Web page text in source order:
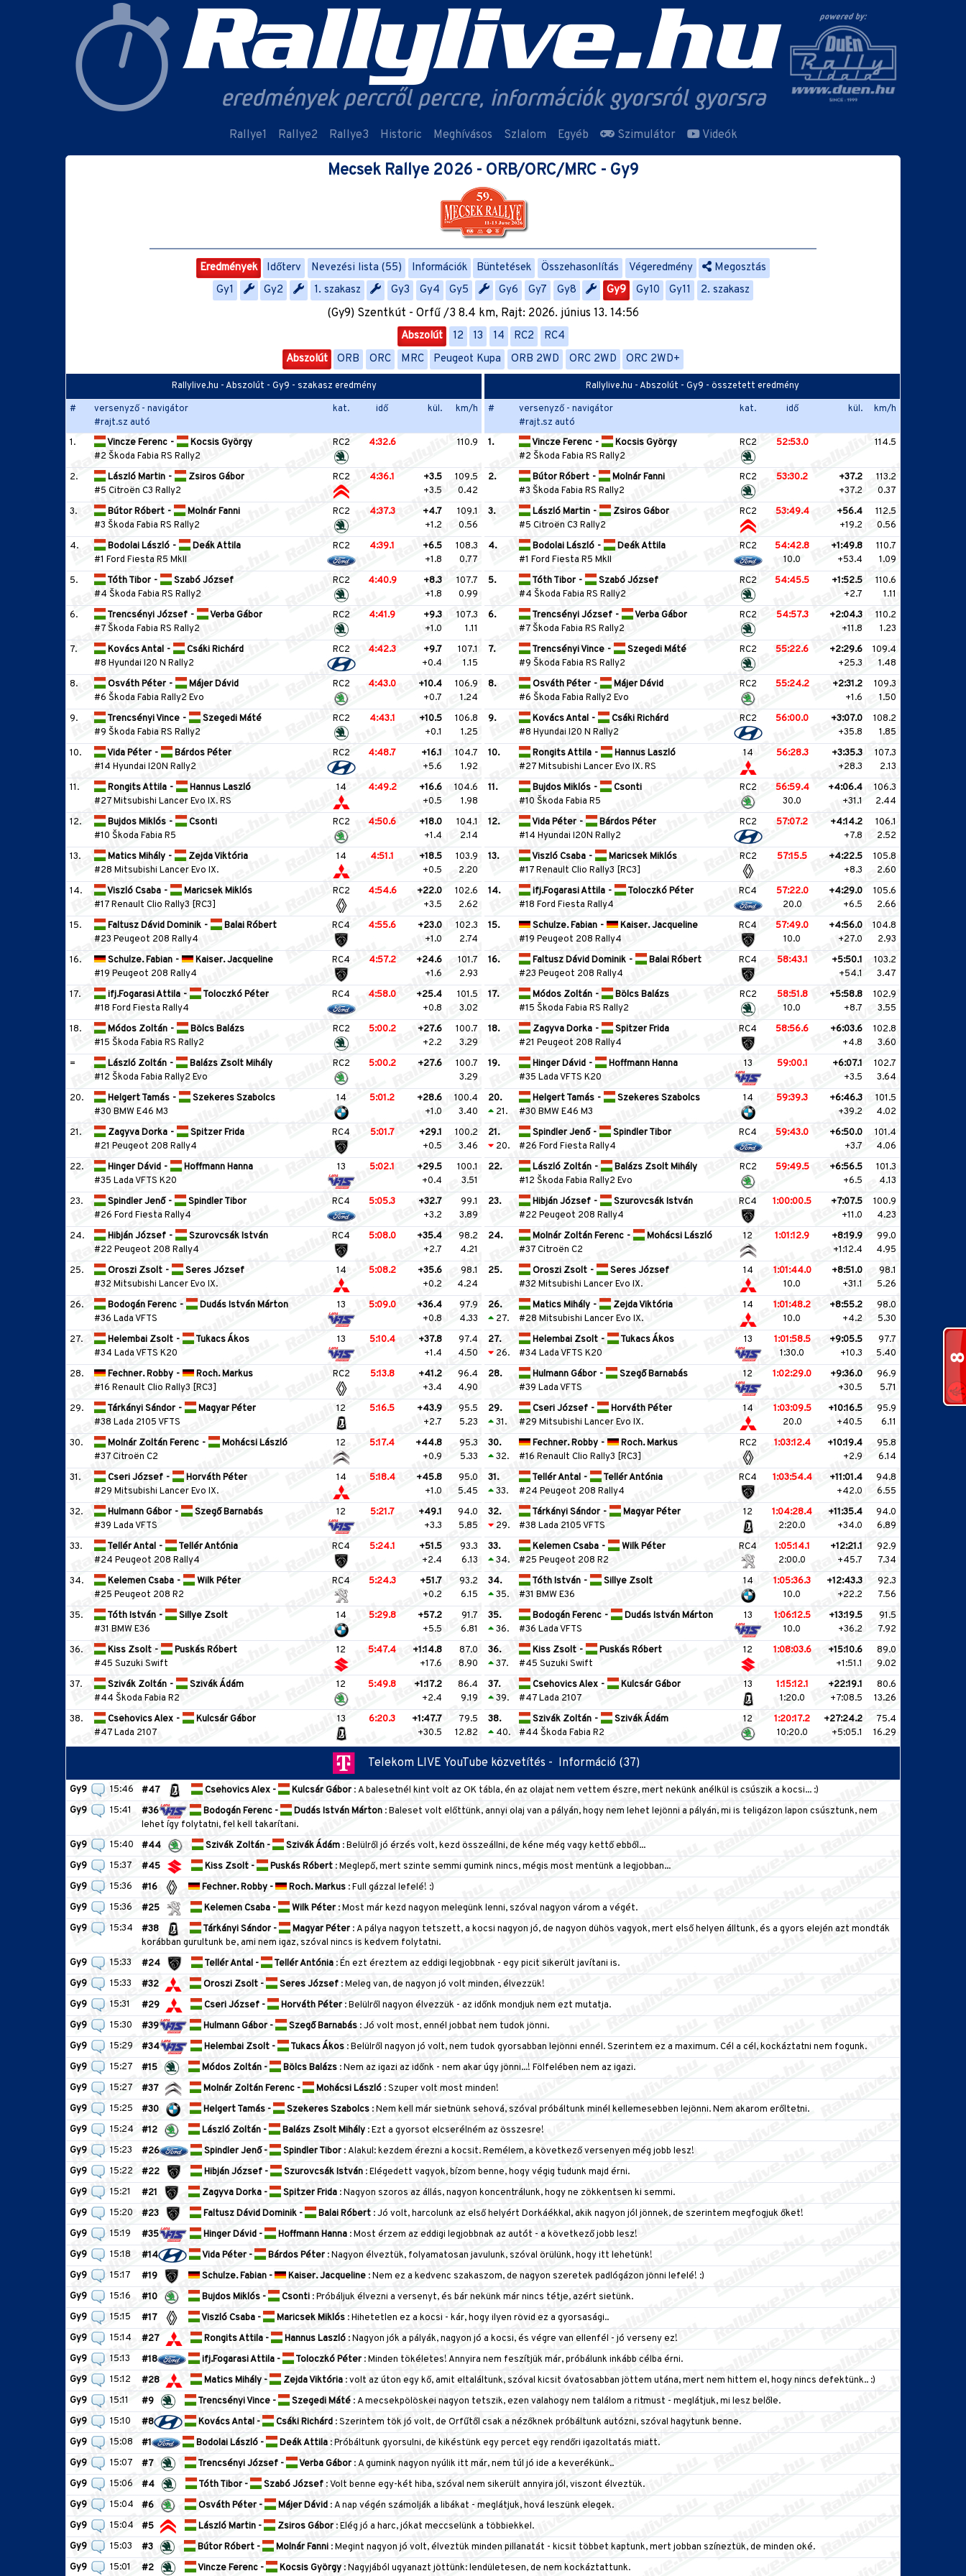
Rallye1 Rallye2 Rallye3 Historic Meghívásos Szlalom Egyéb Szimulátor Videók
Mecsek Rallye 2026 - ORB/ORC/MRC - Gy9
Eredmények Időterv Nevezési lista (55) Információk Büntetések Összehasonlítás Végeredmény
Megosztás
Gy1
Gy2 1. szakasz Gy3 Gy4 Gy5 Gy6 Gy7 Gy8 Gy9 Gy10 Gy11 2. szakasz
(Gy9) Szentkút - Orfű /3 8.4 km, Rajt: 2026. június 13. 14:56
Abszolút 12 13 14 RC2
RC4
Abszolút
ORB ORC MRC Peugeot Kupa ORB 2WD ORC 2WD ORC 2WD+
Rallylive.hu - Abszolút - Gy9 - szakasz eredmény
#
versenyző - navigátor
#rajt.sz autó
kat. idő kül. km/h
1. Vincze Ferenc -
Kocsis György
#2 Škoda Fabia RS Rally2
RC2 4:32.6 110.9
2. László Martin -
Zsiros Gábor
#5 Citroën C3 Rally2
RC2 4:36.1
+3.5
+3.5
109.5
0.42
3.
Bútor Róbert -
Molnár Fanni
#3 Škoda Fabia RS Rally2
RC2 4:37.3
+4.7
+1.2
109.1
0.56
4.
Bodolai László -
Deák Attila
#1 Ford Fiesta R5 MkII
RC2 4:39.1
+6.5
+1.8
108.3
0.77
5.
Tóth Tibor -
Szabó József
#4 Škoda Fabia RS Rally2
RC2 4:40.9
+8.3
+1.8
107.7
0.99
6.
Trencsényi József -
Verba Gábor
#7 Škoda Fabia RS Rally2
RC2 4:41.9
+9.3
+1.0
107.3
1.11
7.
Kovács Antal -
Csáki Richárd
#8 Hyundai I20 N Rally2
RC2 4:42.3
+9.7
+0.4
107.1
1.15
8.
Osváth Péter -
Májer Dávid
#6 Škoda Fabia Rally2 Evo
RC2 4:43.0
+10.4
+0.7
106.9
1.24
9.
Trencsényi Vince -
Szegedi Máté
#9 Škoda Fabia RS Rally2
RC2 4:43.1
+10.5
+0.1
106.8
1.25
10.
Vida Péter -
Bárdos Péter
#14 Hyundai I20N Rally2
RC2 4:48.7
+16.1
+5.6
104.7
1.92
11.
Rongits Attila -
Hannus Laszló
#27 Mitsubishi Lancer Evo IX. RS
14 4:49.2
+16.6
+0.5
104.6
1.98
12.
Bujdos Miklós -
Csonti
#10 Škoda Fabia R5
RC2 4:50.6
+18.0
+1.4
104.1
2.14
13.
Matics Mihály -
Zejda Viktória
#28 Mitsubishi Lancer Evo IX.
14 4:51.1
+18.5
+0.5
103.9
2.20
14.
Viszló Csaba -
Maricsek Miklós
#17 Renault Clio Rally3 [RC3]
RC2 4:54.6
+22.0
+3.5
102.6
2.62
15.
Faltusz Dávid Dominik -
Balai Róbert
#23 Peugeot 208 Rally4
RC4 4:55.6
+23.0
+1.0
102.3
2.74
16.
Schulze. Fabian -
Kaiser. Jacqueline
#19 Peugeot 208 Rally4
RC4 4:57.2
+24.6
+1.6
101.7
2.93
17.
ifj.Fogarasi Attila -
Toloczkó Péter
#18 Ford Fiesta Rally4
RC4 4:58.0
+25.4
+0.8
101.5
3.02
18.
Módos Zoltán -
Bölcs Balázs
#15 Škoda Fabia RS Rally2
RC2 5:00.2
+27.6
+2.2
100.7
3.29
=
László Zoltán -
Balázs Zsolt Mihály
#12 Škoda Fabia Rally2 Evo
RC2 5:00.2 +27.6
100.7
3.29
20.
Helgert Tamás -
Szekeres Szabolcs
#30 BMW E46 M3
14 5:01.2
+28.6
+1.0
100.4
3.40
21.
Zagyva Dorka -
Spitzer Frida
#21 Peugeot 208 Rally4
RC4 5:01.7
+29.1
+0.5
100.2
3.46
22.
Hinger Dávid -
Hoffmann Hanna
#35 Lada VFTS K20
13 5:02.1
+29.5
+0.4
100.1
3.51
23.
Spindler Jenő -
Spindler Tibor
#26 Ford Fiesta Rally4
RC4 5:05.3
+32.7
+3.2
99.1
3.89
24.
Hibján József -
Szurovcsák István
#22 Peugeot 208 Rally4
RC4 5:08.0
+35.4
+2.7
98.2
4.21
25.
Oroszi Zsolt -
Seres József
#32 Mitsubishi Lancer Evo IX.
14 5:08.2
+35.6
+0.2
98.1
4.24
26.
Bodogán Ferenc -
Dudás István Márton
#36 Lada VFTS
13 5:09.0
+36.4
+0.8
97.9
4.33
27.
Helembai Zsolt -
Tukacs Ákos
#34 Lada VFTS K20
13 5:10.4
+37.8
+1.4
97.4
4.50
28.
Fechner. Robby -
Roch. Markus
#16 Renault Clio Rally3 [RC3]
RC2 5:13.8
+41.2
+3.4
96.4
4.90
29.
Tárkányi Sándor -
Magyar Péter
#38 Lada 2105 VFTS
12 5:16.5
+43.9
+2.7
95.5
5.23
30.
Molnár Zoltán Ferenc -
Mohácsi László
#37 Citroën C2
12 5:17.4
+44.8
+0.9
95.3
5.33
31.
Cseri József -
Horváth Péter
#29 Mitsubishi Lancer Evo IX.
14 5:18.4
+45.8
+1.0
95.0
5.45
32.
Hulmann Gábor -
Szegő Barnabás
#39 Lada VFTS
12 5:21.7
+49.1
+3.3
94.0
5.85
33.
Tellér Antal -
Tellér Antónia
#24 Peugeot 208 Rally4
RC4 5:24.1
+51.5
+2.4
93.3
6.13
34.
Kelemen Csaba -
Wilk Péter
#25 Peugeot 208 R2
RC4 5:24.3
+51.7
+0.2
93.2
6.15
35.
Tóth István -
Sillye Zsolt
#31 BMW E36
14 5:29.8
+57.2
+5.5
91.7
6.81
36.
Kiss Zsolt -
Puskás Róbert
#45 Suzuki Swift
12 5:47.4
+1:14.8
+17.6
87.0
8.90
37.
Szivák Zoltán -
Szivák Ádám
#44 Škoda Fabia R2
12 5:49.8
+1:17.2
+2.4
86.4
9.19
38.
Csehovics Alex -
Kulcsár Gábor
#47 Lada 2107
13 6:20.3
+1:47.7
+30.5
79.5
12.82
Rallylive.hu - Abszolút - Gy9 - összetett eredmény
#
versenyző - navigátor
#rajt.sz autó
kat. idő kül. km/h
1. Vincze Ferenc -
Kocsis György
#2 Škoda Fabia RS Rally2
RC2 52:53.0 114.5
2. Bútor Róbert -
Molnár Fanni
#3 Škoda Fabia RS Rally2
RC2 53:30.2
+37.2
+37.2
113.2
0.37
3.
László Martin -
Zsiros Gábor
#5 Citroën C3 Rally2
RC2 53:49.4
+56.4
+19.2
112.5
0.56
4.
Bodolai László -
Deák Attila
#1 Ford Fiesta R5 MkII
RC2
54:42.8
10.0
+1:49.8
+53.4
110.7
1.09
5.
Tóth Tibor -
Szabó József
#4 Škoda Fabia RS Rally2
RC2 54:45.5
+1:52.5
+2.7
110.6
1.11
6.
Trencsényi József -
Verba Gábor
#7 Škoda Fabia RS Rally2
RC2 54:57.3
+2:04.3
+11.8
110.2
1.23
7.
Trencsényi Vince -
Szegedi Máté
#9 Škoda Fabia RS Rally2
RC2 55:22.6
+2:29.6
+25.3
109.4
1.48
8.
Osváth Péter -
Májer Dávid
#6 Škoda Fabia Rally2 Evo
RC2 55:24.2
+2:31.2
+1.6
109.3
1.50
9.
Kovács Antal -
Csáki Richárd
#8 Hyundai I20 N Rally2
RC2 56:00.0
+3:07.0
+35.8
108.2
1.85
10.
Rongits Attila -
Hannus Laszló
#27 Mitsubishi Lancer Evo IX. RS
14 56:28.3
+3:35.3
+28.3
107.3
2.13
11.
Bujdos Miklós -
Csonti
#10 Škoda Fabia R5
RC2
56:59.4
30.0
+4:06.4
+31.1
106.3
2.44
12.
Vida Péter -
Bárdos Péter
#14 Hyundai I20N Rally2
RC2 57:07.2
+4:14.2
+7.8
106.1
2.52
13.
Viszló Csaba -
Maricsek Miklós
#17 Renault Clio Rally3 [RC3]
RC2 57:15.5
+4:22.5
+8.3
105.8
2.60
14.
ifj.Fogarasi Attila -
Toloczkó Péter
#18 Ford Fiesta Rally4
RC4
57:22.0
20.0
+4:29.0
+6.5
105.6
2.66
15.
Schulze. Fabian -
Kaiser. Jacqueline
#19 Peugeot 208 Rally4
RC4
57:49.0
10.0
+4:56.0
+27.0
104.8
2.93
16.
Faltusz Dávid Dominik -
Balai Róbert
#23 Peugeot 208 Rally4
RC4 58:43.1
+5:50.1
+54.1
103.2
3.47
17.
Módos Zoltán -
Bölcs Balázs
#15 Škoda Fabia RS Rally2
RC2
58:51.8
10.0
+5:58.8
+8.7
102.9
3.55
18.
Zagyva Dorka -
Spitzer Frida
#21 Peugeot 208 Rally4
RC4 58:56.6
+6:03.6
+4.8
102.8
3.60
19.
Hinger Dávid -
Hoffmann Hanna
#35 Lada VFTS K20
13 59:00.1
+6:07.1
+3.5
102.7
3.64
20.
21.
Helgert Tamás -
Szekeres Szabolcs
#30 BMW E46 M3
14 59:39.3
+6:46.3
+39.2
101.5
4.02
21.
20.
Spindler Jenő -
Spindler Tibor
#26 Ford Fiesta Rally4
RC4 59:43.0
+6:50.0
+3.7
101.4
4.06
22.
László Zoltán -
Balázs Zsolt Mihály
#12 Škoda Fabia Rally2 Evo
RC2 59:49.5
+6:56.5
+6.5
101.3
4.13
23.
Hibján József -
Szurovcsák István
#22 Peugeot 208 Rally4
RC4 1:00:00.5
+7:07.5
+11.0
100.9
4.23
24.
Molnár Zoltán Ferenc -
Mohácsi László
#37 Citroën C2
12 1:01:12.9
+8:19.9
+1:12.4
99.0
4.95
25.
Oroszi Zsolt -
Seres József
#32 Mitsubishi Lancer Evo IX.
14
1:01:44.0
10.0
+8:51.0
+31.1
98.1
5.26
26.
27.
Matics Mihály -
Zejda Viktória
#28 Mitsubishi Lancer Evo IX.
14
1:01:48.2
10.0
+8:55.2
+4.2
98.0
5.30
27.
26.
Helembai Zsolt -
Tukacs Ákos
#34 Lada VFTS K20
13
1:01:58.5
1:30.0
+9:05.5
+10.3
97.7
5.40
28.
Hulmann Gábor -
Szegő Barnabás
#39 Lada VFTS
12 1:02:29.0
+9:36.0
+30.5
96.9
5.71
29.
31.
Cseri József -
Horváth Péter
#29 Mitsubishi Lancer Evo IX.
14
1:03:09.5
20.0
+10:16.5
+40.5
95.9
6.11
30.
32.
Fechner. Robby -
Roch. Markus
#16 Renault Clio Rally3 [RC3]
RC2 1:03:12.4
+10:19.4
+2.9
95.8
6.14
31.
33.
Tellér Antal -
Tellér Antónia
#24 Peugeot 208 Rally4
RC4 1:03:54.4
+11:01.4
+42.0
94.8
6.55
32.
29.
Tárkányi Sándor -
Magyar Péter
#38 Lada 2105 VFTS
12
1:04:28.4
2:20.0
+11:35.4
+34.0
94.0
6.89
33.
34.
Kelemen Csaba -
Wilk Péter
#25 Peugeot 208 R2
RC4
1:05:14.1
2:00.0
+12:21.1
+45.7
92.9
7.34
34.
35.
Tóth István -
Sillye Zsolt
#31 BMW E36
14
1:05:36.3
10.0
+12:43.3
+22.2
92.3
7.56
35.
36.
Bodogán Ferenc -
Dudás István Márton
#36 Lada VFTS
13
1:06:12.5
10.0
+13:19.5
+36.2
91.5
7.92
36.
37.
Kiss Zsolt -
Puskás Róbert
#45 Suzuki Swift
12 1:08:03.6
+15:10.6
+1:51.1
89.0
9.02
37.
39.
Csehovics Alex -
Kulcsár Gábor
#47 Lada 2107
13
1:15:12.1
1:20.0
+22:19.1
+7:08.5
80.6
13.26
38.
40.
Szivák Zoltán -
Szivák Ádám
#44 Škoda Fabia R2
12
1:20:17.2
10:20.0
+27:24.2
+5:05.1
75.4
16.29
Telekom LIVE YouTube közvetítés - Információ (37)
Gy9 15:46 #47 Csehovics Alex - Kulcsár Gábor: A balesetnél kint volt az OK tábla, én az olajat nem vettem észre, mert nekünk anélkül is csúszik a kocsi... :)
Gy9
15:41 #36 Bodogán Ferenc - Dudás István Márton: Baleset volt előttünk, annyi olaj van a pályán, hogy nem lehet lejönni a pályán, mi is teligázon lapon csúsztunk, nem
lehet így folytatni, fel kell takarítani.
Gy9
15:40 #44 Szivák Zoltán - Szivák Ádám: Belülről jó érzés volt, kezd összeállni, de kéne még vagy kettő ebből...
Gy9
15:37 #45 Kiss Zsolt - Puskás Róbert: Meglepő, mert szinte semmi gumink nincs, mégis most mentünk a legjobban...
Gy9
15:36 #16 Fechner. Robby - Roch. Markus: Full gázzal lefelé! :)
Gy9
15:36 #25 Kelemen Csaba - Wilk Péter: Most már kezd nagyon melegünk lenni, szóval nagyon várom a végét.
Gy9
15:34 #38 Tárkányi Sándor - Magyar Péter: A pálya nagyon tetszett, a kocsi nagyon jó, de nagyon dühös vagyok, mert első helyen álltunk, és a gyors elején azt mondták
korábban gurultunk be, ami nem igaz, szóval nincs is kedvem folytatni.
Gy9
15:33 #24 Tellér Antal - Tellér Antónia: Én ezt éreztem az eddigi legjobbnak - egy picit sikerült javítani is.
Gy9
15:33 #32 Oroszi Zsolt - Seres József: Meleg van, de nagyon jó volt minden, élvezzük!
Gy9
15:31 #29 Cseri József - Horváth Péter: Belülről nagyon élvezzük - az időnk mondjuk nem ezt mutatja.
Gy9
15:30 #39 Hulmann Gábor - Szegő Barnabás: Jó volt most, ennél jobbat nem tudok jönni.
Gy9
15:29 #34 Helembai Zsolt - Tukacs Ákos: Belülről nagyon jó volt, nem tudok gyorsabban lejönni ennél. Szerintem ez a maximum. Cél a cél, kockáztatni nem fogunk.
Gy9
15:27 #15 Módos Zoltán - Bölcs Balázs: Nem az igazi az időnk - nem akar úgy jönni...! Fölfelében nem az igazi.
Gy9
15:27 #37 Molnár Zoltán Ferenc - Mohácsi László: Szuper volt most minden!
Gy9
15:25 #30 Helgert Tamás - Szekeres Szabolcs: Nem kell már sietnünk sehová, szóval próbáltunk minél kellemesebben lejönni. Nem akarom erőltetni.
Gy9
15:24 #12 László Zoltán - Balázs Zsolt Mihály: Ezt a gyorsot elcserélném az összesre!
Gy9
15:23 #26 Spindler Jenő - Spindler Tibor: Alakul: kezdem érezni a kocsit. Remélem, a következő versenyen még jobb lesz!
Gy9
15:22 #22 Hibján József - Szurovcsák István: Elégedett vagyok, bízom benne, hogy végig tudunk majd érni.
Gy9
15:21 #21 Zagyva Dorka - Spitzer Frida: Nagyon szoros az állás, nagyon koncentrálunk, hogy ne zökkentsen ki semmi.
Gy9
15:20 #23 Faltusz Dávid Dominik - Balai Róbert: Jó volt, harcolunk az első helyért Dorkáékkal, akik nagyon jól jönnek, de szerintem megfogjuk őket!
Gy9
15:19 #35 Hinger Dávid - Hoffmann Hanna: Most érzem az eddigi legjobbnak az autót - a következő jobb lesz!
Gy9
15:18 #14 Vida Péter - Bárdos Péter: Nagyon élveztük, folyamatosan javulunk, szóval örülünk, hogy itt lehetünk!
Gy9
15:17 #19 Schulze. Fabian - Kaiser. Jacqueline: Nem ez a kedvenc szakaszom, de nagyon szeretek padlógázon jönni lefelé! :)
Gy9
15:16 #10 Bujdos Miklós - Csonti: Próbáljuk élvezni a versenyt, és bár nekünk már nincs tétje, azért sietünk.
Gy9
15:15 #17 Viszló Csaba - Maricsek Miklós: Hihetetlen ez a kocsi - kár, hogy ilyen rövid ez a gyorsasági..
Gy9
15:14 #27 Rongits Attila - Hannus Laszló: Nagyon jók a pályák, nagyon jó a kocsi, és végre van ellenfél - jó verseny ez!
Gy9
15:13 #18 ifj.Fogarasi Attila - Toloczkó Péter: Minden tökéletes! Annyira nem feszítjük már, próbálunk inkább célba érni.
Gy9
15:12 #28 Matics Mihály - Zejda Viktória: volt az úton egy kő, amit eltaláltunk, szóval kicsit óvatosabban jöttem utána, mert nem hittem el, hogy nincs defektünk.. :)
Gy9
15:11 #9 Trencsényi Vince - Szegedi Máté: A mecsekpölöskei nagyon tetszik, ezen valahogy nem találom a ritmust - meglátjuk, mi lesz belőle.
Gy9
15:10 #8 Kovács Antal - Csáki Richárd: Szerintem tök jó volt, de Orfűtől csak a nézőknek próbáltunk autózni, szóval hagytunk benne.
Gy9
15:08 #1 Bodolai László - Deák Attila: Próbáltunk gyorsulni, de kikéstünk egy percet egy rendőri igazoltatás miatt.
Gy9
15:07 #7 Trencsényi József - Verba Gábor: A gumink nagyon nyúlik itt már, nem túl jó ide a keverékünk..
Gy9
15:06 #4 Tóth Tibor - Szabó József: Volt benne egy-két hiba, szóval nem sikerült annyira jól, viszont élveztük.
Gy9
15:04 #6 Osváth Péter - Májer Dávid: A nap végén számolják a libákat - meglátjuk, hová leszünk elegek.
Gy9
15:04 #5 László Martin - Zsiros Gábor: Elég jó a harc, jókat meccselünk a többiekkel.
Gy9
15:03 #3 Bútor Róbert - Molnár Fanni: Megint nagyon jó volt, élveztük minden pillanatát - kicsit többet kaptunk, mert jobban színeztük, de minden oké.
Gy9
15:01 #2 Vincze Ferenc - Kocsis György: Nagyjából ugyanazt jöttünk: lendületesen, de nem kockáztattunk.